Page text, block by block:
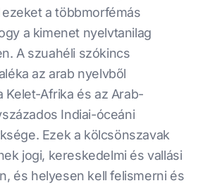
a többmorfémás
a kimenet nyelvtanilag
A szuahéli szókincs
az arab nyelvből
Kelet-Afrika és az Arab-
Indiai-óceáni
Ezek a kölcsönszavak
jogi, kereskedelmi és vallási
és helyesen kell felismerni és